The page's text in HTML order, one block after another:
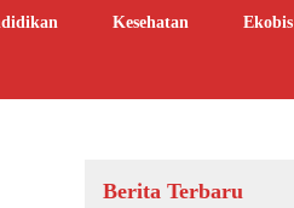
Kesehatan Ekobis
Berita Terbaru